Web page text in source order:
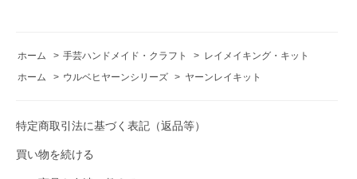
ホーム > 手芸ハンドメイド・クラフト > レイメイキング・キット
ホーム
> ウルベヒヤーンシリーズ > ヤーンレイキット
特定商取引法に基づく表記（返品等）
買い物を続ける